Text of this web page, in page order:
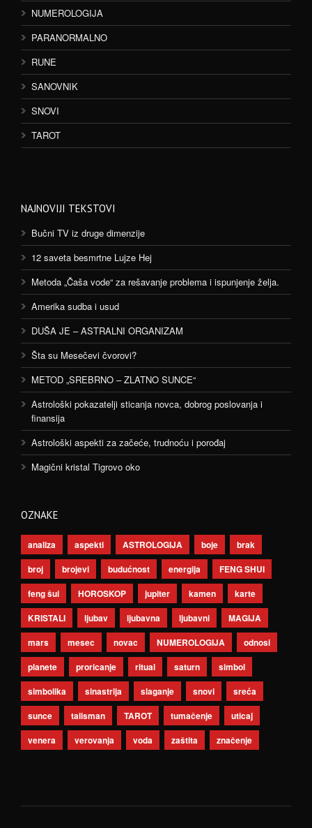
NUMEROLOGIJA
PARANORMALNO
RUNE
SANOVNIK
SNOVI
TAROT
NAJNOVIJI TEKSTOVI
Bučni TV iz druge dimenzije
12 saveta besmrtne Lujze Hej
Metoda „Čaša vode“ za rešavanje problema i ispunjenje želja.
Amerika sudba i usud
DUŠA JE – ASTRALNI ORGANIZAM
Šta su Mesečevi čvorovi?
METOD „SREBRNO – ZLATNO SUNCE“
Astrološki pokazatelji sticanja novca, dobrog poslovanja i
finansija
Astrološki aspekti za začeće, trudnoću i porođaj
Magični kristal Tigrovo oko
OZNAKE
analiza aspekti ASTROLOGIJA boje
brak
broj
brojevi budućnost energija
FENG SHUI
feng šui
HOROSKOP jupiter kamen
karte
KRISTALI
ljubav ljubavna ljubavni
MAGIJA
mars
mesec novac NUMEROLOGIJA
odnosi
planete
proricanje ritual saturn
simbol
simbolika
sinastrija slaganje snovi
sreća
sunce
talisman TAROT tumačenje
uticaj
venera
verovanja voda zaštita značenje